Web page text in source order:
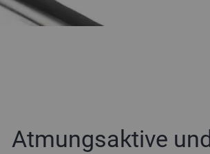
Atmungsaktive und